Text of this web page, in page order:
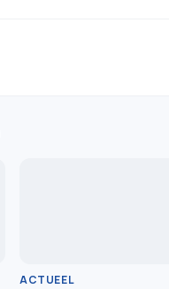
ACTUEEL